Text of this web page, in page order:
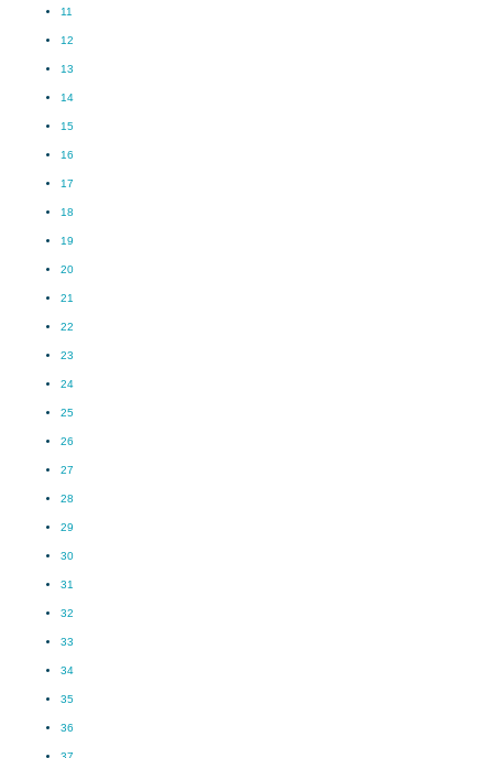
11
12
13
14
15
16
17
18
19
20
21
22
23
24
25
26
27
28
29
30
31
32
33
34
35
36